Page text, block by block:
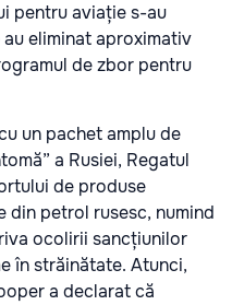
pentru aviație s-au
eliminat aproximativ
de zbor pentru
un pachet amplu de
a Rusiei, Regatul
de produse
petrol rusesc, numind
ocolirii sancțiunilor
în străinătate. Atunci,
a declarat că